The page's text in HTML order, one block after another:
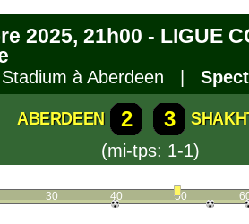
2025, 21h00 - LIGUE
Stadium à Aberdeen |
ABERDEEN 2 3
(mi-tps: 1-1)
30 40 50